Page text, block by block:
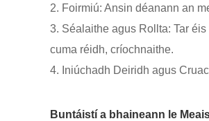
2. Foirmiú: Ansin déanann an
3. Séalaithe agus Rollta: Tar
cuma réidh, críochnaithe.
4. Iniúchadh Deiridh agus
Buntáistí a bhaineann le